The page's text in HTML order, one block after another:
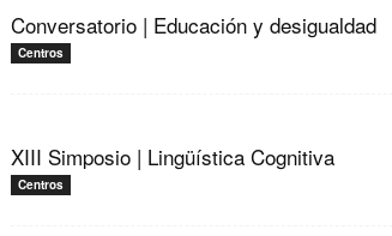
Conversatorio | Educación y desigualdad
Centros
XIII Simposio | Lingüística Cognitiva
Centros